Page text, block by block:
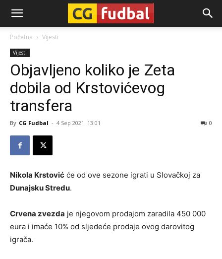
CG-
Fudbal
Početna Vijesti
Vijesti
Objavljeno koliko je Zeta
dobila od Krstovićevog
transfera
By CG Fudbal - 4 Sep 2021. 13:01 0
Nikola Krstović će od ove sezone igrati u Slovačkoj za
Dunajsku Stredu.
Crvena zvezda je njegovom prodajom zaradila 450 000
eura i imaće 10% od sljedeće prodaje ovog darovitog
igrača.